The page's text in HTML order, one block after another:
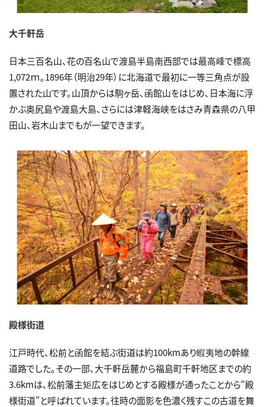
大千軒岳
日本三百名山、花の百名山で渡島半島南西部では最高峰で標高
1,072ｍ。1896年（明治29年）に北海道で最初に一等三角点が設
置された山です。山頂からは駒ヶ岳、函館山をはじめ、日本海に浮
かぶ奥尻島や渡島大島、さらには津軽海峡をはさみ青森県の八甲
田山、岩木山までもが一望できます。
殿様街道
江戸時代、松前と函館を結ぶ街道は約100kmあり蝦夷地の幹線
道路でした。その一部、大千軒岳麓から福島町千軒地区までの約
3.6kmは、松前藩主矩広をはじめとする殿様が通ったことから“殿
様街道”と呼ばれています。往時の面影を色濃く残すこの古道を舞